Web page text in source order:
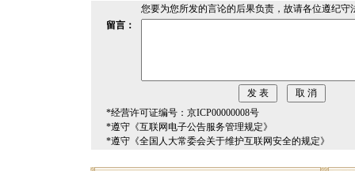
您要为您所发的言论的后果负责，故请各位遵纪守
留言：
*经营许可证编号：京ICP00000008号
*遵守《互联网电子公告服务管理规定》
*遵守《全国人大常委会关于维护互联网安全的规定》